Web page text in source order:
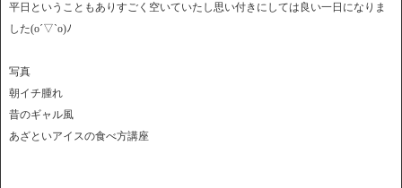
平日ということもありすごく空いていたし思い付きにしては良い一日になりま
した(o´▽`o)ﾉ
写真
朝イチ腫れ
昔のギャル風
あざといアイスの食べ方講座